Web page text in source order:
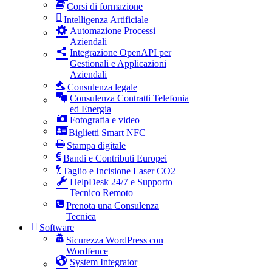
Corsi di formazione
Intelligenza Artificiale
Automazione Processi
Aziendali
Integrazione OpenAPI per
Gestionali e Applicazioni
Aziendali
Consulenza legale
Consulenza Contratti Telefonia
ed Energia
Fotografia e video
Biglietti Smart NFC
Stampa digitale
Bandi e Contributi Europei
Taglio e Incisione Laser CO2
HelpDesk 24/7 e Supporto
Tecnico Remoto
Prenota una Consulenza
Tecnica
Software
Sicurezza WordPress con
Wordfence
System Integrator